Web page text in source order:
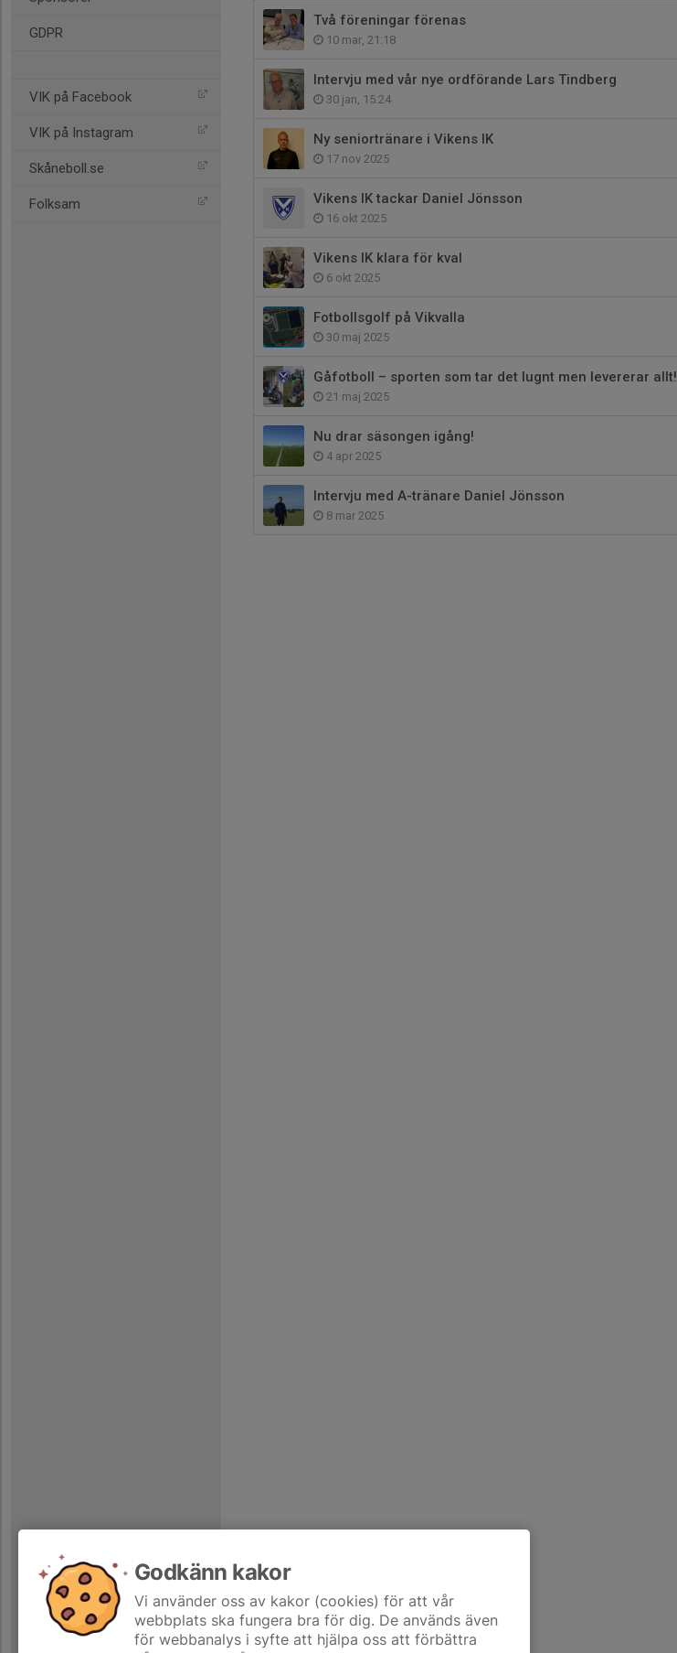
GDPR
VIK på Facebook
VIK på Instagram
Skåneboll.se
Folksam
Två föreningar förenas
10 mar, 21:18
Intervju med vår nye ordförande Lars Tindberg
30 jan, 15:24
Ny seniortränare i Vikens IK
17 nov 2025
Vikens IK tackar Daniel Jönsson
16 okt 2025
Vikens IK klara för kval
6 okt 2025
Fotbollsgolf på Vikvalla
30 maj 2025
Gåfotboll – sporten som tar det lugnt men levererar allt!
21 maj 2025
Nu drar säsongen igång!
4 apr 2025
Intervju med A-tränare Daniel Jönsson
8 mar 2025
Godkänn kakor
Vi använder oss av kakor (cookies) för att vår
webbplats ska fungera bra för dig. De används även
för webbanalys i syfte att hjälpa oss att förbättra